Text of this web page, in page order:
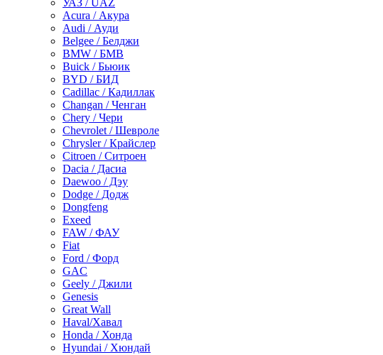
УАЗ / UAZ
Acura / Акура
Audi / Ауди
Belgee / Белджи
BMW / БМВ
Buick / Бьюик
BYD / БИД
Cadillac / Кадиллак
Changan / Ченган
Chery / Чери
Chevrolet / Шевроле
Chrysler / Крайслер
Citroen / Ситроен
Dacia / Дасиа
Daewoo / Дэу
Dodge / Додж
Dongfeng
Exeed
FAW / ФАУ
Fiat
Ford / Форд
GAC
Geely / Джили
Genesis
Great Wall
Haval/Хавал
Honda / Хонда
Hyundai / Хюндай